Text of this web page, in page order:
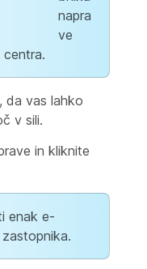
napra
ve
da vas lahko
v sili.
in kliknite
enak e-